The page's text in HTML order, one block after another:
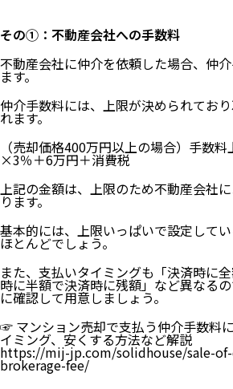
その①：不動産会社への手数料
不動産会社に仲介を依頼した場合、仲
ます。
仲介手数料には、上限が決められてお
れます。
（売却価格400万円以上の場合）手数
×3％＋6万円＋消費税
上記の金額は、上限のため不動産会社
ります。
基本的には、上限いっぱいで設定して
ほとんどでしょう。
また、支払いタイミングも「決済時に
時に半額で決済時に残額」など異なる
に確認して用意しましょう。
☞ マンション売却で支払う仲介手数料
イミング、安くする方法など解説
https://mij-jp.com/solidhouse/sale-
brokerage-fee/